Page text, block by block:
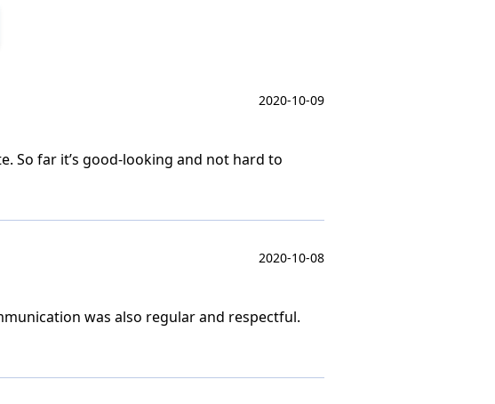
2020-10-09
So far it’s good-looking and not hard to
2020-10-08
was also regular and respectful.